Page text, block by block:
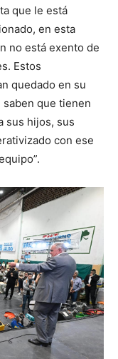
que le está
en esta
no está exento de
Estos
quedado en su
que tienen
sus hijos, sus
con ese